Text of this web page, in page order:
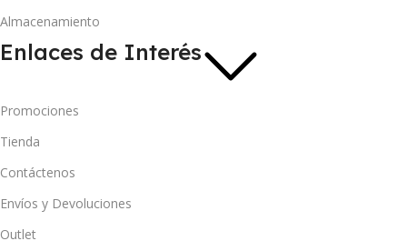
Almacenamiento
Enlaces de Interés
Promociones
Tienda
Contáctenos
Envíos y Devoluciones
Outlet